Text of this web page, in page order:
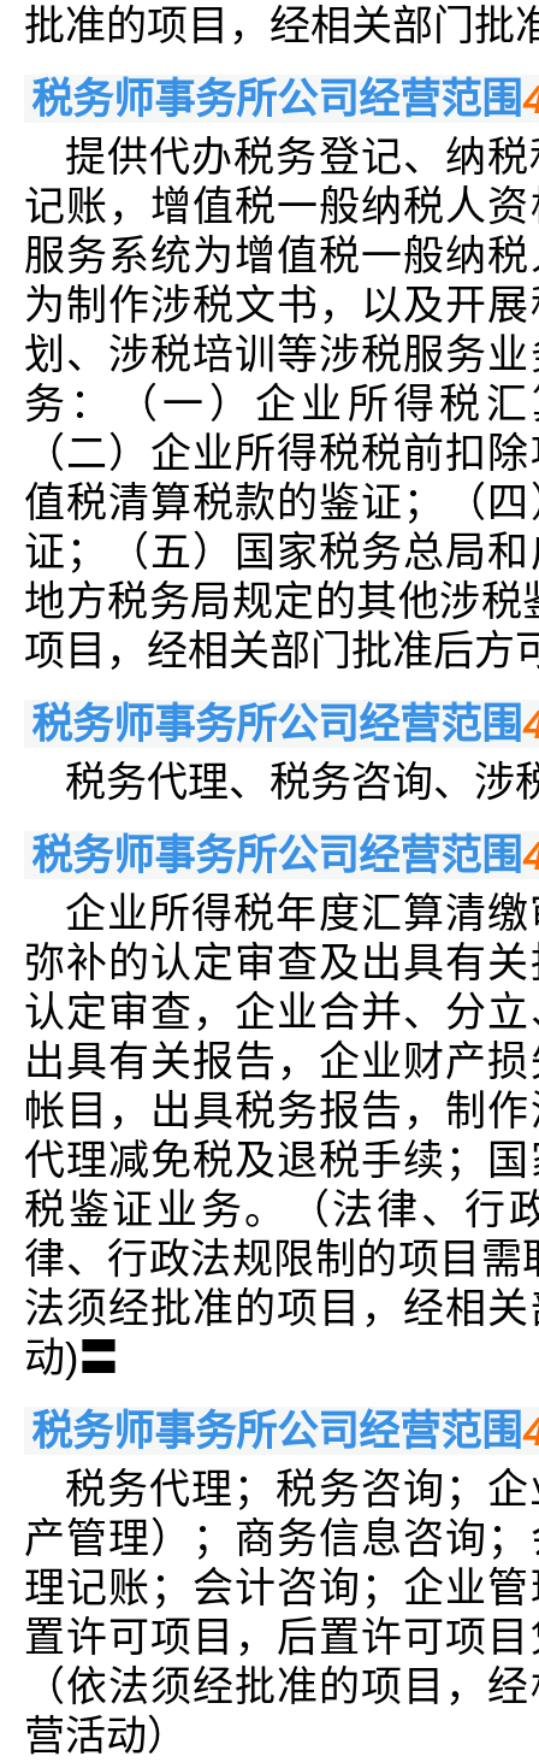
批准的项目，经相关部门批
税务师事务所公司经营范围
提供代办税务登记、纳
记账，增值税一般纳税人
服务系统为增值税一般纳
为制作涉税文书，以及开
划、涉税培训等涉税服务
务：（一）企业所得税
（二）企业所得税税前扣
值税清算税款的鉴证；（
证；（五）国家税务总局
地方税务局规定的其他涉
项目，经相关部门批准后方
税务师事务所公司经营范围
税务代理、税务咨询、涉
税务师事务所公司经营范围
企业所得税年度汇算清
弥补的认定审查及出具有
认定审查，企业合并、分
出具有关报告，企业财产
帐目，出具税务报告，制
代理减免税及退税手续；
税鉴证业务。（法律、行
律、行政法规限制的项目
法须经批准的项目，经相
动)〓
税务师事务所公司经营范围
税务代理；税务咨询；
产管理）；商务信息咨询
理记账；会计咨询；企业
置许可项目，后置许可项
（依法须经批准的项目，
营活动）